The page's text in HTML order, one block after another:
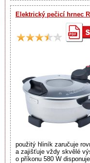
Elektrický pečicí hrnec
použitý hliník zaručuje
a zajišťuje vždy skvělé
o příkonu 580 W